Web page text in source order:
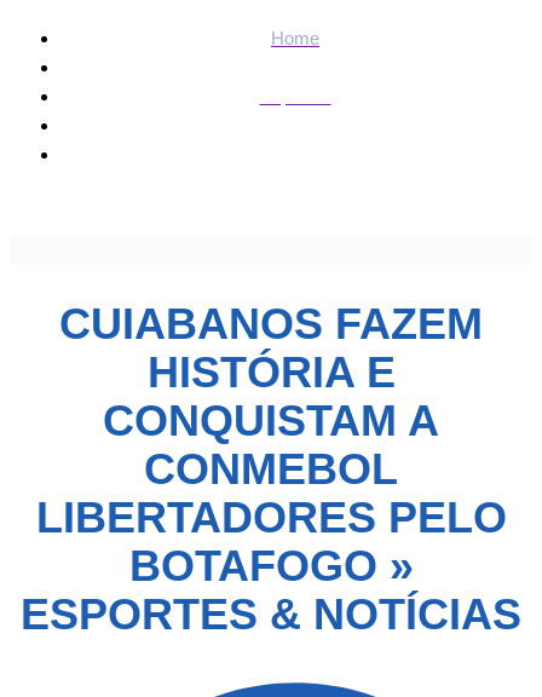
Home
CUIABANOS FAZEM
HISTÓRIA E
CONQUISTAM A
CONMEBOL
LIBERTADORES PELO
BOTAFOGO »
ESPORTES & NOTÍCIAS